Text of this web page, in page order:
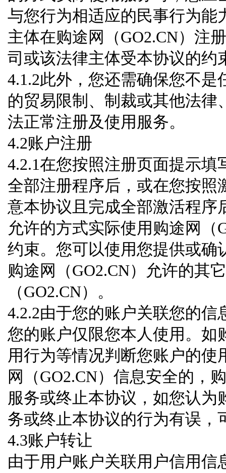
与您行为相适应的民事行为能
主体在购途网（GO2.CN）注
司或该法律主体受本协议的约
4.1.2此外，您还需确保您不
的贸易限制、制裁或其他法
法正常注册及使用服务。
4.2账户注册
4.2.1在您按照注册页面提示
全部注册程序后，或在您按照
意本协议且完成全部激活程序
允许的方式实际使用购途网（
约束。您可以使用您提供或确
购途网（GO2.CN）允许的其
（GO2.CN）。
4.2.2由于您的账户关联您的信
您的账户仅限您本人使用。如
用行为等情况判断您账户的
网（GO2.CN）信息安全的，
服务或终止本协议，如您认为
务或终止本协议的行为有误，
4.3账户转让
由于用户账户关联用户信用